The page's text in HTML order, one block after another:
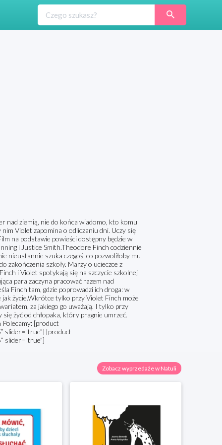
nad ziemią, nie do końca wiadomo, kto komu
Violet zapomina o odliczaniu dni. Uczy się
na podstawie powieści dostępny będzie w
i Justice Smith.Theodore Finch codziennie
nieustannie szuka czegoś, co pozwoliłoby mu
zakończenia szkoły. Marzy o ucieczce z
i Violet spotykają się na szczycie szkolnej
para zaczyna pracować razem nad
Finch tam, gdzie poprowadzi ich droga: w
jak życie.Wkrótce tylko przy Violet Finch może
za jakiego go uważają. I tylko przy
żyć od chłopaka, który pragnie umrzeć.
Polecamy: [product
slider="true"] [product
slider="true"]
Zobacz wyprzedaże w Natuli